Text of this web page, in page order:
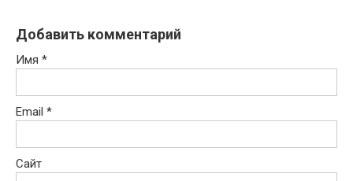
Добавить комментарий
Имя *
Email *
Сайт